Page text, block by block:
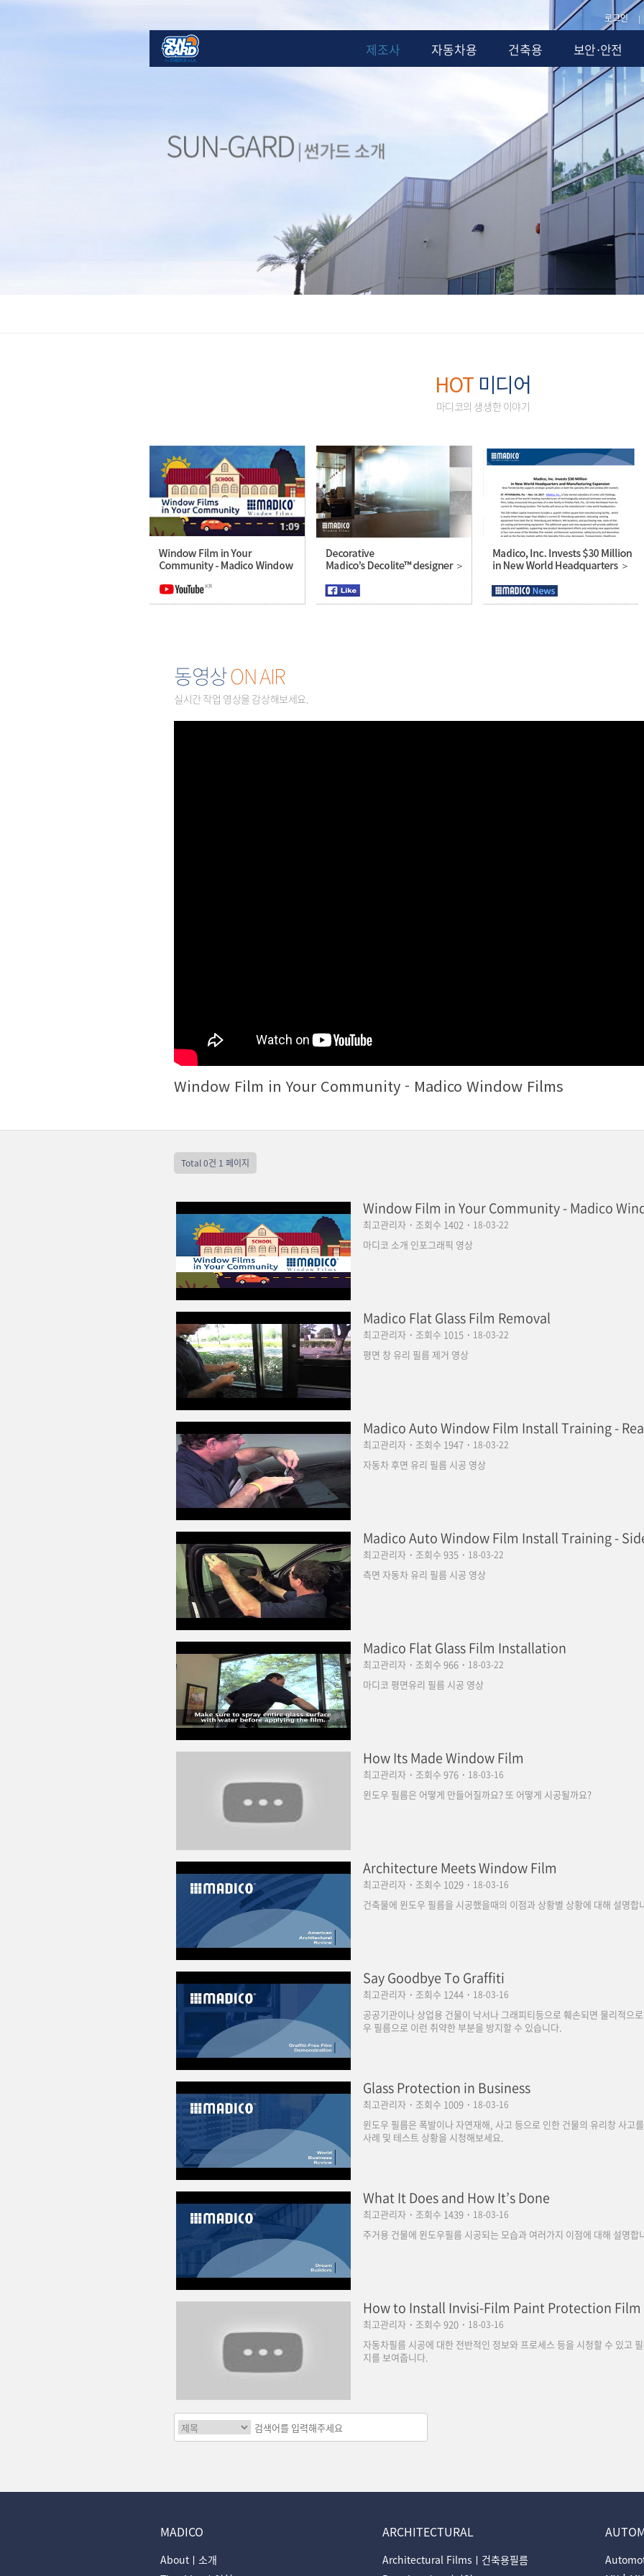
로그인 |
제조사 자동차용 건축용 보안·안전
소개·연혁
HOT미디어
마디코의 생생한 이야기
동영상ON AIR
실시간 작업 영상을 감상해보세요.
Window Film in Your Community - Madico Window Films
Total 0건 1 페이지
Window Film in Your Community - Madico
최고관리자 · 조회수 1402 · 18-03-22
마디코 소개 인포그래픽 영상
Madico Flat Glass Film Removal
최고관리자 · 조회수 1015 · 18-03-22
평면 창 유리 필름 제거 영상
Madico Auto Window Film Install Training -
최고관리자 · 조회수 1947 · 18-03-22
자동차 후면 유리 필름 시공 영상
Madico Auto Window Film Install Training -
최고관리자 · 조회수 935 · 18-03-22
측면 자동차 유리 필름 시공 영상
Madico Flat Glass Film Installation
최고관리자 · 조회수 966 · 18-03-22
마디코 평면유리 필름 시공 영상
How Its Made Window Film
최고관리자 · 조회수 976 · 18-03-16
윈도우 필름은 어떻게 만들어질까요? 또 어떻게 시공될까요?
Architecture Meets Window Film
최고관리자 · 조회수 1029 · 18-03-16
건축물에 윈도우 필름을 시공했을때의 이점과 상황별 상황에 대해 설명
Say Goodbye To Graffiti
최고관리자 · 조회수 1244 · 18-03-16
공공기관이나 상업용 건물이 낙서나 그래피티등으로 훼손되면 물리적으
우 필름으로 이런 취약한 부분을 방지할 수 있습니다.
Glass Protection in Business
최고관리자 · 조회수 1009 · 18-03-16
윈도우 필름은 폭발이나 자연재해, 사고 등으로 인한 건물의 유리창 사고
사례 및 테스트 상황을 시청해보세요.
What It Does and How It’s Done
최고관리자 · 조회수 1439 · 18-03-16
주거용 건물에 윈도우필름 시공되는 모습과 여러가지 이점에 대해 설명합
How to Install Invisi-Film Paint Protection Film
최고관리자 · 조회수 920 · 18-03-16
자동차필름 시공에 대한 전반적인 정보와 프로세스 등을 시청할 수 있고
지를 보여줍니다.
MADICO
Aboutㅣ소개
ARCHITECTURAL
Architectural Filmsㅣ건축용필름